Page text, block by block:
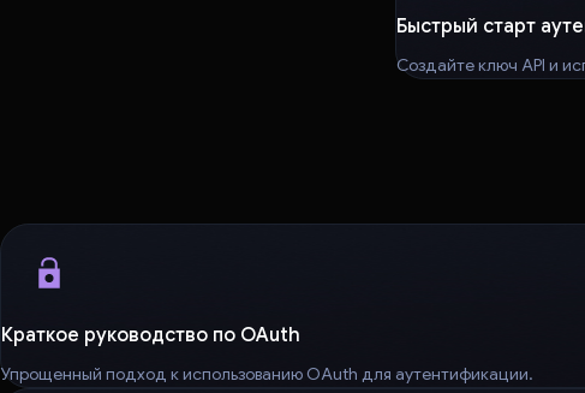
Быстрый старт
Создайте ключ API и
Краткое руководство по OAuth
Упрощенный подход к использованию OAuth для аутентификации.